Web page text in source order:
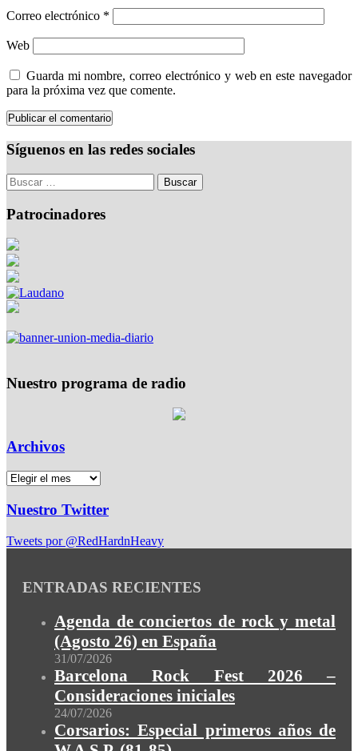
Correo electrónico *
Web
Guarda mi nombre, correo electrónico y web en este navegador
para la próxima vez que comente.
Síguenos en las redes sociales
Patrocinadores
Nuestro programa de radio
Archivos
Nuestro Twitter
Tweets por @RedHardnHeavy
ENTRADAS RECIENTES
Agenda de conciertos de rock y metal
(Agosto 26) en España
31/07/2026
Barcelona Rock Fest 2026 –
Consideraciones iniciales
24/07/2026
Corsarios: Especial primeros años de